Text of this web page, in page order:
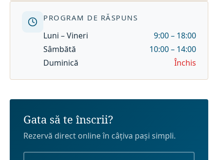
PROGRAM DE RĂSPUNS
Luni – Vineri
9:00 – 18:00
Sâmbătă
10:00 – 14:00
Duminică
Închis
Gata să te înscrii?
Rezervă direct online în câțiva pași simpli.